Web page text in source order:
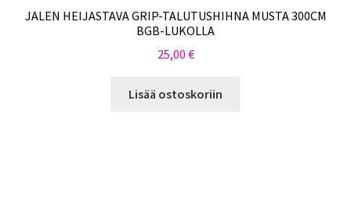
JALEN HEIJASTAVA GRIP-TALUTUSHIHNA MUSTA 300CM
BGB-LUKOLLA
25,00 €
Lisää ostoskoriin